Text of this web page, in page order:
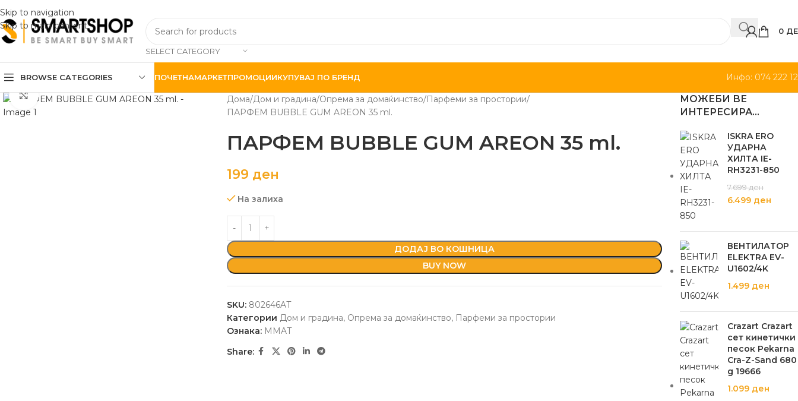
Skip to navigation
Skip to main content
SELECT CATEGORY
0
BROWSE CATEGORIES ПОЧЕТНАМАРКЕТПРОМОЦИИКУПУВАЈ ПО БРЕНД Инфо: 074 222
Click to enlarge Дома Дом и градина Опрема за домаќинство Парфеми за простории
ПАРФЕМ BUBBLE GUM AREON 35 ml.
ПАРФЕМ BUBBLE GUM AREON 35 ml.
199 ден
На залиха
ДОДАЈ ВО КОШНИЦА
BUY NOW
SKU: 802646AT
Категории Дом и градина, Опрема за домаќинство, Парфеми за простории
Ознака: MMAT
Share:
МОЖЕБИ ВЕ
ИНТЕРЕСИРА…
ISKRA ERO
УДАРНА
ХИЛТА IE-
RH3231-850
7.699ден
6.499 ден
ВЕНТИЛАТОР
ELEKTRA EV-
U1602/4K
1.499 ден
Crazart Crazart
сет кинетички
песок Pekarna
Cra-Z-Sand 680
g 19666
1.099 ден